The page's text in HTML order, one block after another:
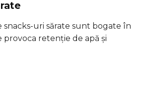
snacks-uri sărate sunt bogate în
provoca retenție de apă și